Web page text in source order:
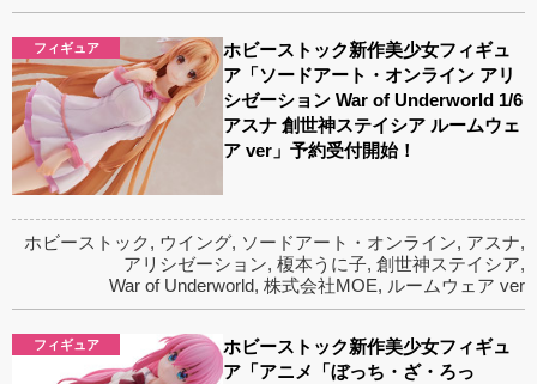
フィギュア
ホビーストック新作美少女フィギュ
ア「ソードアート・オンライン アリ
シゼーション War of Underworld 1/6
アスナ 創世神ステイシア ルームウェ
ア ver」予約受付開始！
ホビーストック, ウイング, ソードアート・オンライン, アスナ,
アリシゼーション, 榎本うに子, 創世神ステイシア,
War of Underworld, 株式会社MOE, ルームウェア ver
フィギュア
ホビーストック新作美少女フィギュ
ア「アニメ「ぼっち・ざ・ろっ